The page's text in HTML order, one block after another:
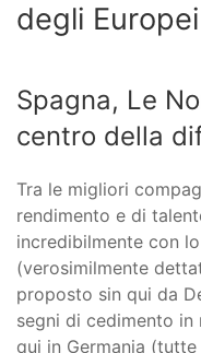
degli
Spagna, Le
centro della
Tra le migliori
rendimento e di
incredibilmente con
(verosimilmente
proposto sin qui da
segni di cedimento in
qui in Germania